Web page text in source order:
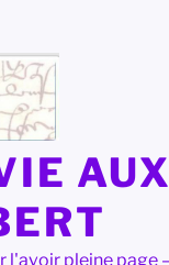
pleine page